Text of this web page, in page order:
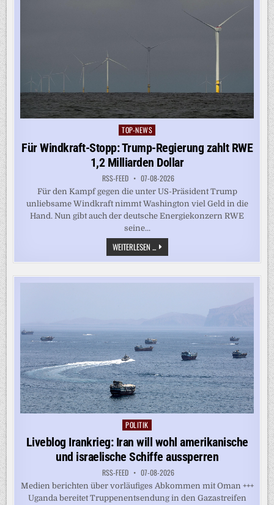
Posted
in
TOP-NEWS
Für Windkraft-Stopp: Trump-Regierung zahlt RWE
1,2 Milliarden Dollar
RSS-FEED 07-08-2026
Für den Kampf gegen die unter US-Präsident Trump
unliebsame Windkraft nimmt Washington viel Geld in die
Hand. Nun gibt auch der deutsche Energiekonzern RWE
seine...
WEITERLESEN ... FÜR
WINDKRAFT-
STOPP:
REGIERUNG
DOLLAR
Posted
POLITIK
Liveblog Irankrieg: Iran will wohl amerikanische
und israelische Schiffe aussperren
RSS-FEED 07-08-2026
Medien berichten über vorläufiges Abkommen mit Oman +++
Uganda bereitet Truppenentsendung in den Gazastreifen